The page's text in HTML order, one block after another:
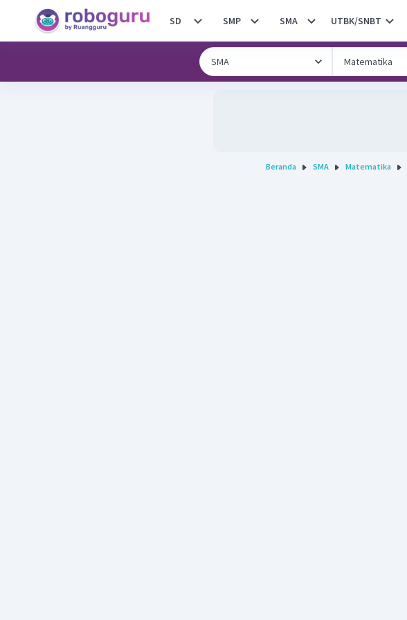
SD SMP SMA UTBK/SNBT
Beranda SMA Matematika